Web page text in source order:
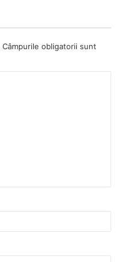
Câmpurile obligatorii sunt